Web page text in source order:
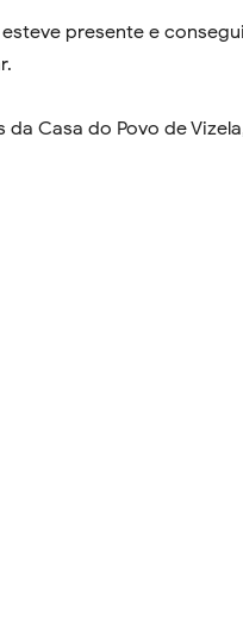
esteve presente e
da Casa do Povo de